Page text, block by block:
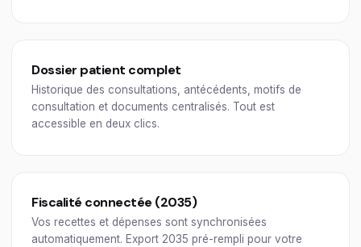
Dossier patient complet
Historique des consultations, antécédents, motifs de
consultation et documents centralisés. Tout est
accessible en deux clics.
Fiscalité connectée (2035)
Vos recettes et dépenses sont synchronisées
automatiquement. Export 2035 pré-rempli pour votre